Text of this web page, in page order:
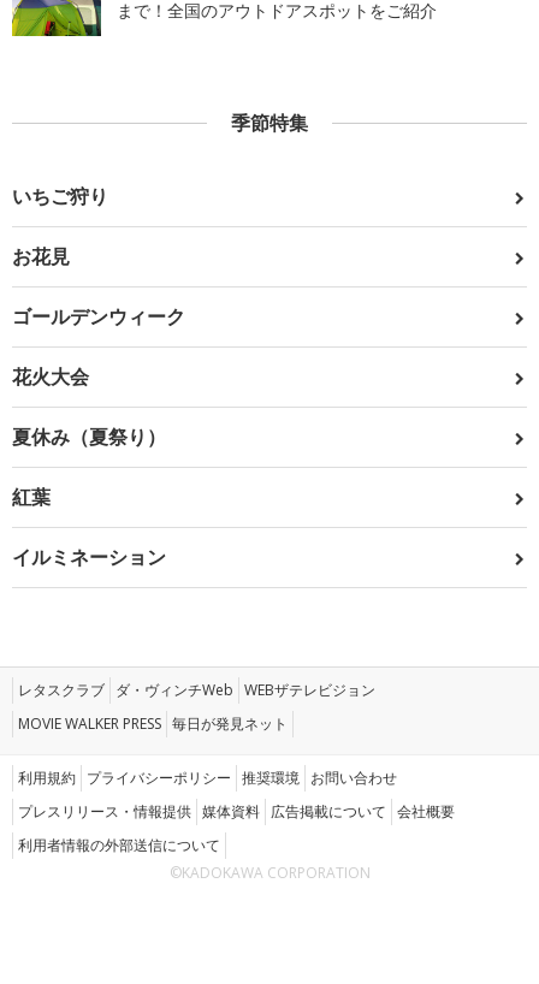
まで！全国のアウトドアスポットをご紹介
季節特集
いちご狩り
お花見
ゴールデンウィーク
花火大会
夏休み（夏祭り）
紅葉
イルミネーション
レタスクラブ ダ・ヴィンチWeb WEBザテレビジョン
MOVIE WALKER PRESS 毎日が発見ネット
利用規約 プライバシーポリシー 推奨環境 お問い合わせ
プレスリリース・情報提供 媒体資料 広告掲載について 会社概要
利用者情報の外部送信について
©KADOKAWA CORPORATION